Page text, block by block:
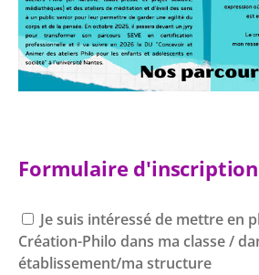
Formulaire d'inscription
Je suis intéressé de mettre en
Création-Philo dans ma classe /
établissement/ma structure